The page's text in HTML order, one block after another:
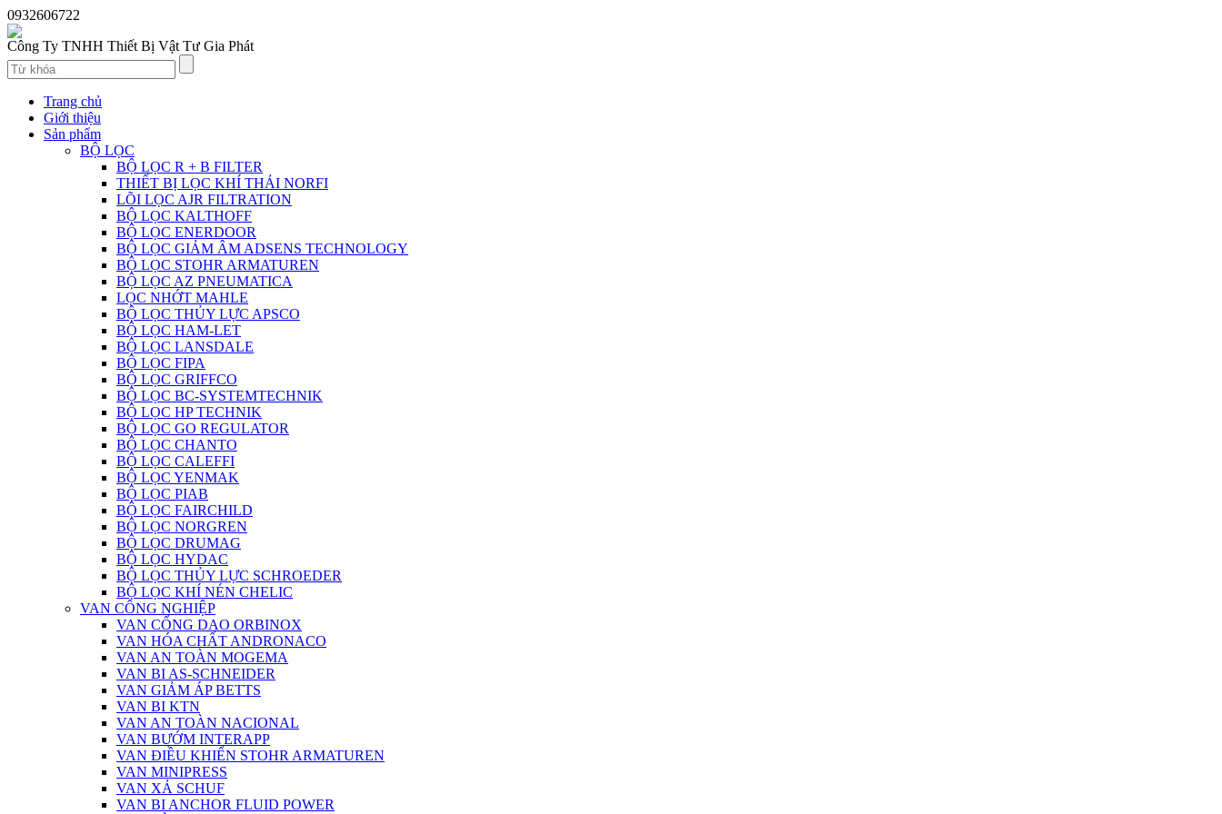
0932606722
Công Ty TNHH Thiết Bị Vật Tư Gia Phát
Trang chủ
Giới thiệu
Sản phẩm
BỘ LỌC
BỘ LỌC R + B FILTER
THIẾT BỊ LỌC KHÍ THẢI NORFI
LÕI LỌC AJR FILTRATION
BỘ LỌC KALTHOFF
BỘ LỌC ENERDOOR
BỘ LỌC GIẢM ÂM ADSENS TECHNOLOGY
BỘ LỌC STOHR ARMATUREN
BỘ LỌC AZ PNEUMATICA
LỌC NHỚT MAHLE
BỘ LỌC THỦY LỰC APSCO
BỘ LỌC HAM-LET
BỘ LỌC LANSDALE
BỘ LỌC FIPA
BỘ LỌC GRIFFCO
BỘ LỌC BC-SYSTEMTECHNIK
BỘ LỌC HP TECHNIK
BỘ LỌC GO REGULATOR
BỘ LỌC CHANTO
BỘ LỌC CALEFFI
BỘ LỌC YENMAK
BỘ LỌC PIAB
BỘ LỌC FAIRCHILD
BỘ LỌC NORGREN
BỘ LỌC DRUMAG
BỘ LỌC HYDAC
BỘ LỌC THỦY LỰC SCHROEDER
BỘ LỌC KHÍ NÉN CHELIC
VAN CÔNG NGHIỆP
VAN CỔNG DAO ORBINOX
VAN HÓA CHẤT ANDRONACO
VAN AN TOÀN MOGEMA
VAN BI AS-SCHNEIDER
VAN GIẢM ÁP BETTS
VAN BI KTN
VAN AN TOÀN NACIONAL
VAN BƯỚM INTERAPP
VAN ĐIỀU KHIỂN STOHR ARMATUREN
VAN MINIPRESS
VAN XẢ SCHUF
VAN BI ANCHOR FLUID POWER